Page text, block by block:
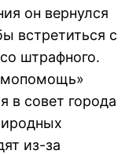
он вернулся
встретиться с
штрафного.
в совет города
из-за